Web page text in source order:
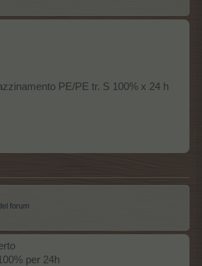
PE/PE tr. S 100% x 24 h
forum
per 24h